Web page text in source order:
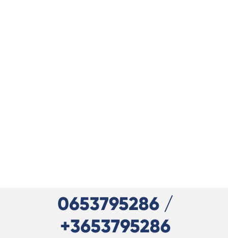
0653795286 /
+3653795286